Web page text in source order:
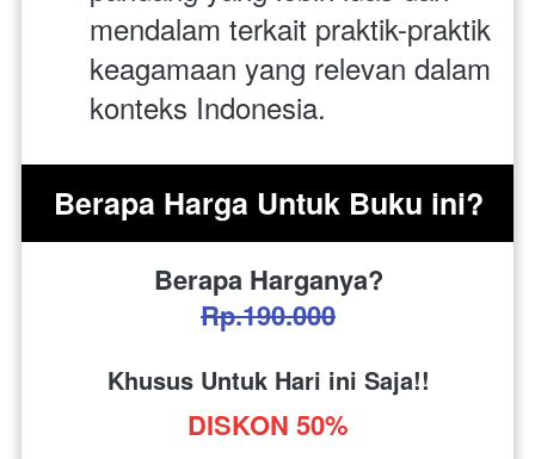
mendalam terkait praktik-praktik
keagamaan yang relevan dalam
konteks Indonesia.
Berapa Harga Untuk Buku ini?
Berapa Harganya?
Rp.190.000
Khusus Untuk Hari ini Saja!!
DISKON 50%